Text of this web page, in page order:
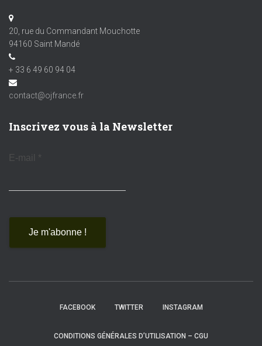
20, rue du Commandant Mouchotte
94160 Saint Mandé
+ 33 6 49 60 94 04
contact@ojfrance.fr
Inscrivez vous à la Newsletter
E-mail *
FACEBOOK TWITTER INSTAGRAM
CONDITIONS GÉNÉRALES D’UTILISATION – CGU